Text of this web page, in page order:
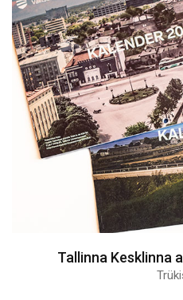
Tallinna Kesklinna